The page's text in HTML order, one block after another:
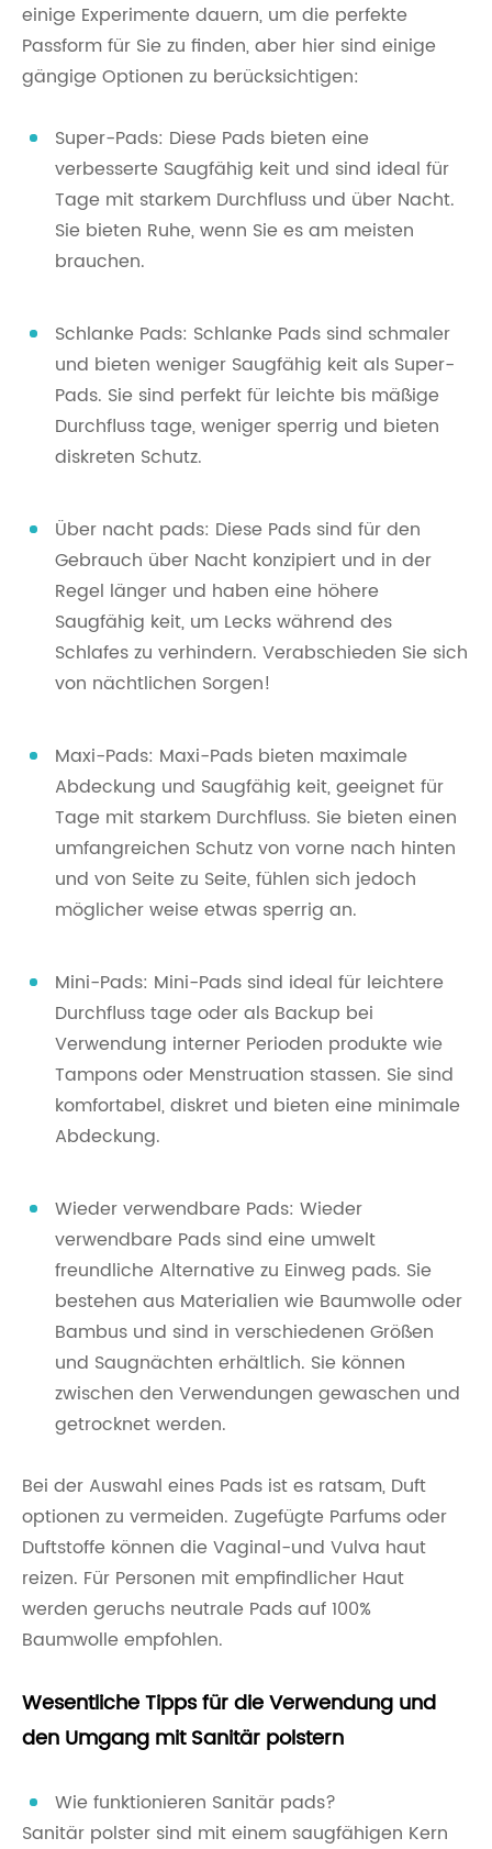
einige Experimente dauern, um die perfekte
Passform für Sie zu finden, aber hier sind einige
gängige Optionen zu berücksichtigen:
Super-Pads: Diese Pads bieten eine
verbesserte Saugfähig keit und sind ideal für
Tage mit starkem Durchfluss und über Nacht.
Sie bieten Ruhe, wenn Sie es am meisten
brauchen.
Schlanke Pads: Schlanke Pads sind schmaler
und bieten weniger Saugfähig keit als Super-
Pads. Sie sind perfekt für leichte bis mäßige
Durchfluss tage, weniger sperrig und bieten
diskreten Schutz.
Über nacht pads: Diese Pads sind für den
Gebrauch über Nacht konzipiert und in der
Regel länger und haben eine höhere
Saugfähig keit, um Lecks während des
Schlafes zu verhindern. Verabschieden Sie sich
von nächtlichen Sorgen!
Maxi-Pads: Maxi-Pads bieten maximale
Abdeckung und Saugfähig keit, geeignet für
Tage mit starkem Durchfluss. Sie bieten einen
umfangreichen Schutz von vorne nach hinten
und von Seite zu Seite, fühlen sich jedoch
möglicher weise etwas sperrig an.
Mini-Pads: Mini-Pads sind ideal für leichtere
Durchfluss tage oder als Backup bei
Verwendung interner Perioden produkte wie
Tampons oder Menstruation stassen. Sie sind
komfortabel, diskret und bieten eine minimale
Abdeckung.
Wieder verwendbare Pads: Wieder
verwendbare Pads sind eine umwelt
freundliche Alternative zu Einweg pads. Sie
bestehen aus Materialien wie Baumwolle oder
Bambus und sind in verschiedenen Größen
und Saugnächten erhältlich. Sie können
zwischen den Verwendungen gewaschen und
getrocknet werden.
Bei der Auswahl eines Pads ist es ratsam, Duft
optionen zu vermeiden. Zugefügte Parfums oder
Duftstoffe können die Vaginal-und Vulva haut
reizen. Für Personen mit empfindlicher Haut
werden geruchs neutrale Pads auf 100%
Baumwolle empfohlen.
Wesentliche Tipps für die Verwendung und
den Umgang mit Sanitär polstern
Wie funktionieren Sanitär pads?
Sanitär polster sind mit einem saugfähigen Kern